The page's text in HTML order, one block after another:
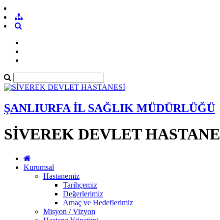
ŞANLIURFA İL SAĞLIK MÜDÜRLÜĞÜ
SİVEREK DEVLET
Kurumsal
Hastanemiz
Tarihçemiz
Değerlerimiz
Amaç ve Hedeflerimiz
Misyon / Vizyon